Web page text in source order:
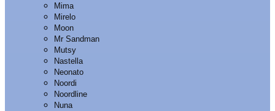
Mima
Mirelo
Moon
Mr Sandman
Mutsy
Nastella
Neonato
Noordi
Noordline
Nuna